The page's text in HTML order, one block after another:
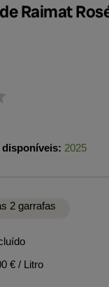
Raimat
disponíveis: 2025
2 garrafas
€ / Litro